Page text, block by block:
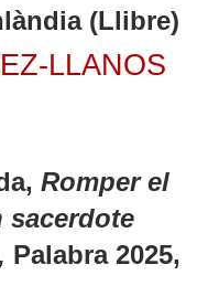
(Llibre)
LLANOS
Romper el
sacerdote
Palabra 2025,